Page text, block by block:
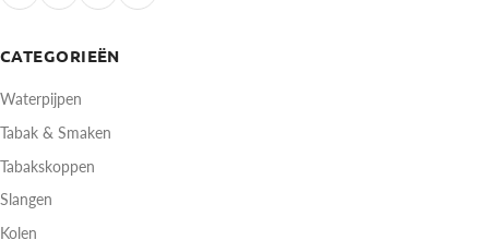
CATEGORIEËN
Waterpijpen
Tabak & Smaken
Tabakskoppen
Slangen
Kolen